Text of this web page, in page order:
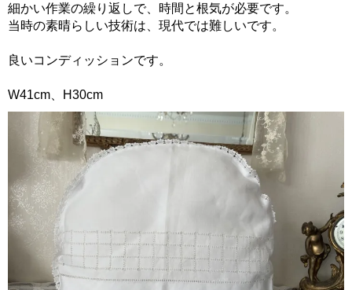
細かい作業の繰り返しで、時間と根気が必要です。
当時の素晴らしい技術は、現代では難しいです。
良いコンディッションです。
W41cm、H30cm